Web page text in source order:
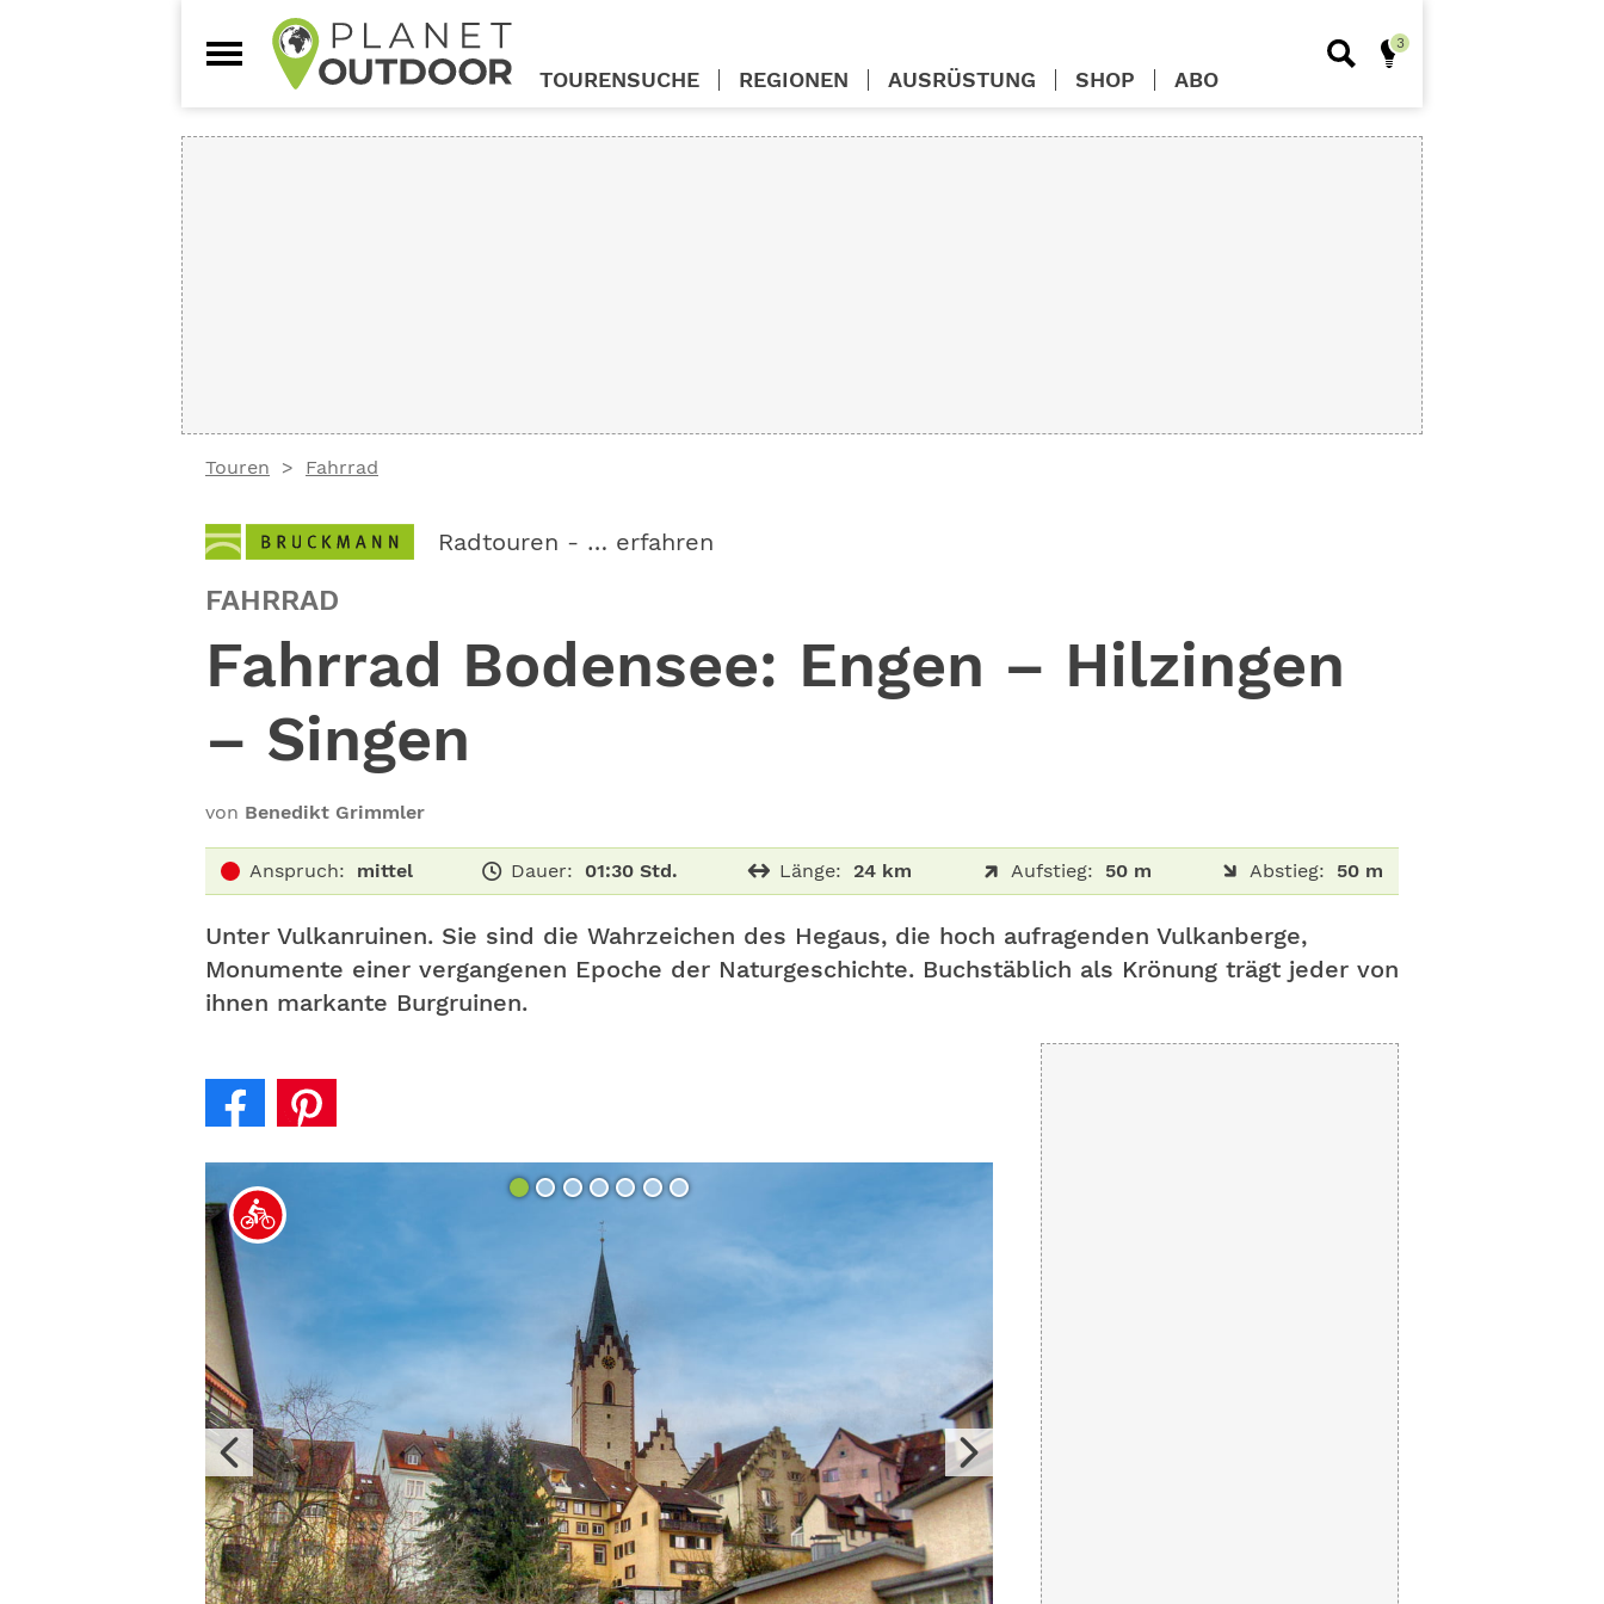
Touren Fahrrad
Radtouren - … erfahren
FAHRRAD
Fahrrad Bodensee: Engen – Hilzingen
– Singen
von Benedikt Grimmler
Anspruch: mittel Dauer: 01:30 Std. Länge: 24 km Aufstieg: 50 m Abstieg: 50 m
Unter Vulkanruinen. Sie sind die Wahrzeichen des Hegaus, die hoch aufragenden Vulkanberge,
Monumente einer vergangenen Epoche der Naturgeschichte. Buchstäblich als Krönung trägt jeder von
ihnen markante Burgruinen.
TOURENSUCHE REGIONEN AUSRÜSTUNG SHOP ABO